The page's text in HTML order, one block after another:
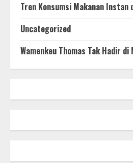
Tren Konsumsi Makanan Instan
Uncategorized
Wamenkeu Thomas Tak Hadir di